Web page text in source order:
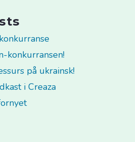
konkurransen!
på ukrainsk!
i Creaza